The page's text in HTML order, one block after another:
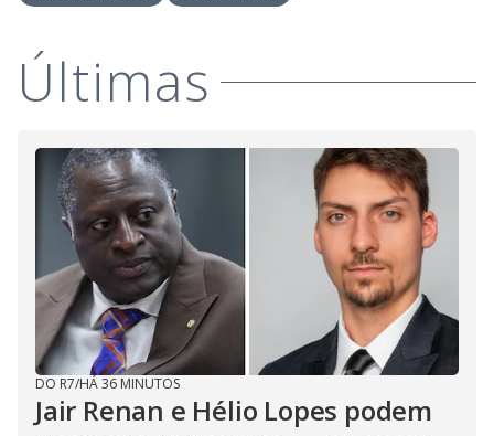
Últimas
DO R7/HÁ 36 MINUTOS
Jair Renan e Hélio Lopes podem